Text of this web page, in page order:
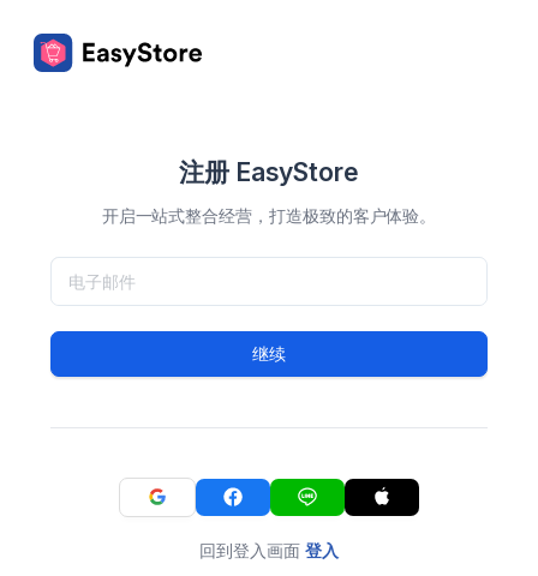
注册 EasyStore
开启一站式整合经营，打造极致的客户体验。
继续
回到登入画面 登入